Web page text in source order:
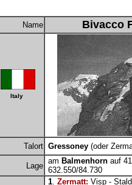
Name Bivacco
Italy
Talort Gressoney (oder
Lage
am Balmenhorn auf
632.550/84.730
1. Zermatt: Visp -